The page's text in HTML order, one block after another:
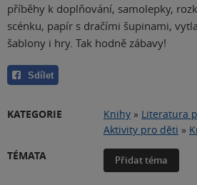
příběhy k doplňování, samolepky,
scénku, papír s dračími šupinami,
šablony i hry. Tak hodně zábavy!
Sdílet
KATEGORIE Knihy » Literatura
Aktivity pro děti »
TÉMATA
Přidat téma